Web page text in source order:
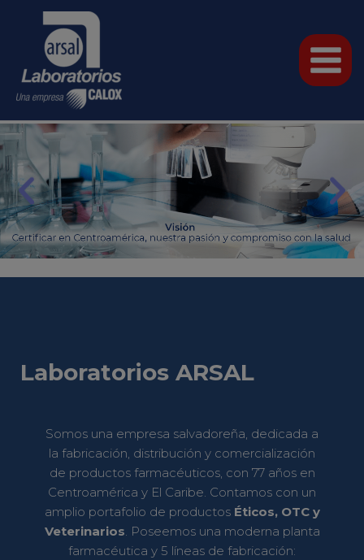
Laboratorios ARSAL
Somos una empresa salvadoreña, dedicada a
la fabricación, distribución y comercialización
de productos farmacéuticos, con 77 años en
Centroamérica y El Caribe. Contamos con un
amplio portafolio de productos Éticos, OTC y
Veterinarios. Poseemos una moderna planta
farmacéutica y 5 líneas de fabricación: